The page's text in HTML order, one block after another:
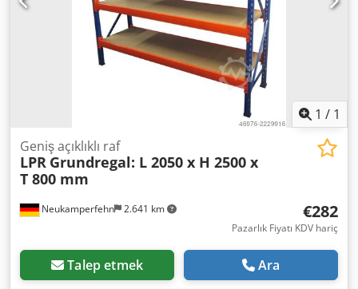
1 / 1
Neukamperfehn 2.641 km
Geniş açıklıklı raf
LPR Grundregal: L 2050 x H 2500 x
T 800 mm
€282
Pazarlık Fiyatı KDV hariç
Talep etmek Ara